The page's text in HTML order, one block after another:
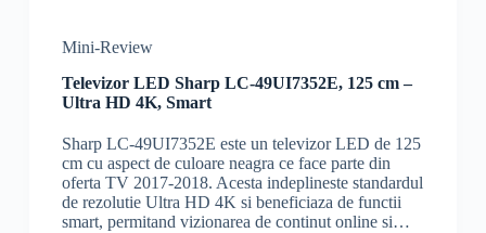
Mini-Review
Televizor LED Sharp LC-49UI7352E, 125 cm –
Ultra HD 4K, Smart
Sharp LC-49UI7352E este un televizor LED de 125
cm cu aspect de culoare neagra ce face parte din
oferta TV 2017-2018. Acesta indeplineste standardul
de rezolutie Ultra HD 4K si beneficiaza de functii
smart, permitand vizionarea de continut online si…